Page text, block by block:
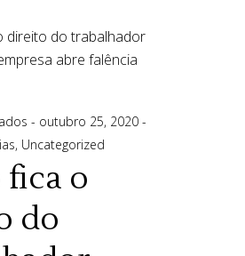
outubro 25, 2020
, Uncategorized
fica o
do